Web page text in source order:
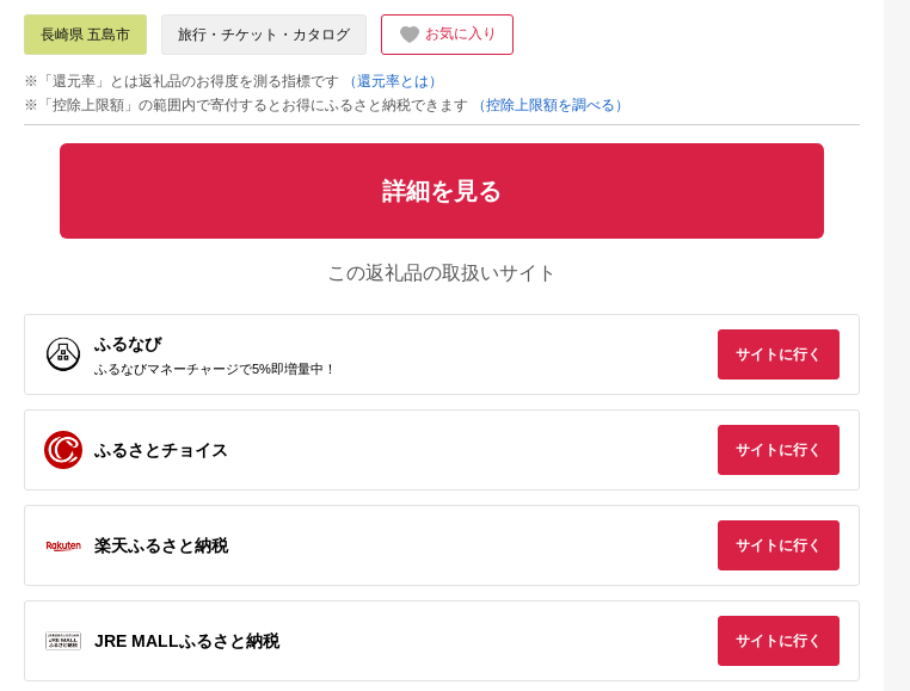
るさと納税
岐阜県 可児市
ラブ利用券（150,000
寄付金額:500,000円
税
静岡県 伊東市
ホテル別館・伊東園ホ
分:GAタイプ)
寄付金額:30,000円
アム
神奈川県 大磯町
菜 手作り 大磯名産品
おかず 有名地元店 こ
寄付金額:169,000円
沖縄県 石垣市
寄付金額:50,000円
出典：ふるラボ
北海道 富良野市
旅行 地域限定旅行ク
5.0
寄付金額:300,000円
出典：auPAYふるさと
長野県 塩尻市
ト券（1000円券×9
ケア リラクゼーショ
ン 施設 宿泊 家族連
長野県 塩尻市
寄付金額:34,000
長崎県 五島市 旅行・チケット・カタログ お気に入り
※「還元率」とは返礼品のお得度を測る指標です
（還元率とは）
※「控除上限額」の範囲内で寄付するとお得にふるさと納税できます
（控除上限額を調べる）
詳細を見る
この返礼品の取扱いサイト
ふるなび
ふるなびマネーチャージで5%即増量中！
サイトに行く
ふるさとチョイス サイトに行く
楽天ふるさと納税 サイトに行く
JRE MALLふるさと納税 サイトに行く